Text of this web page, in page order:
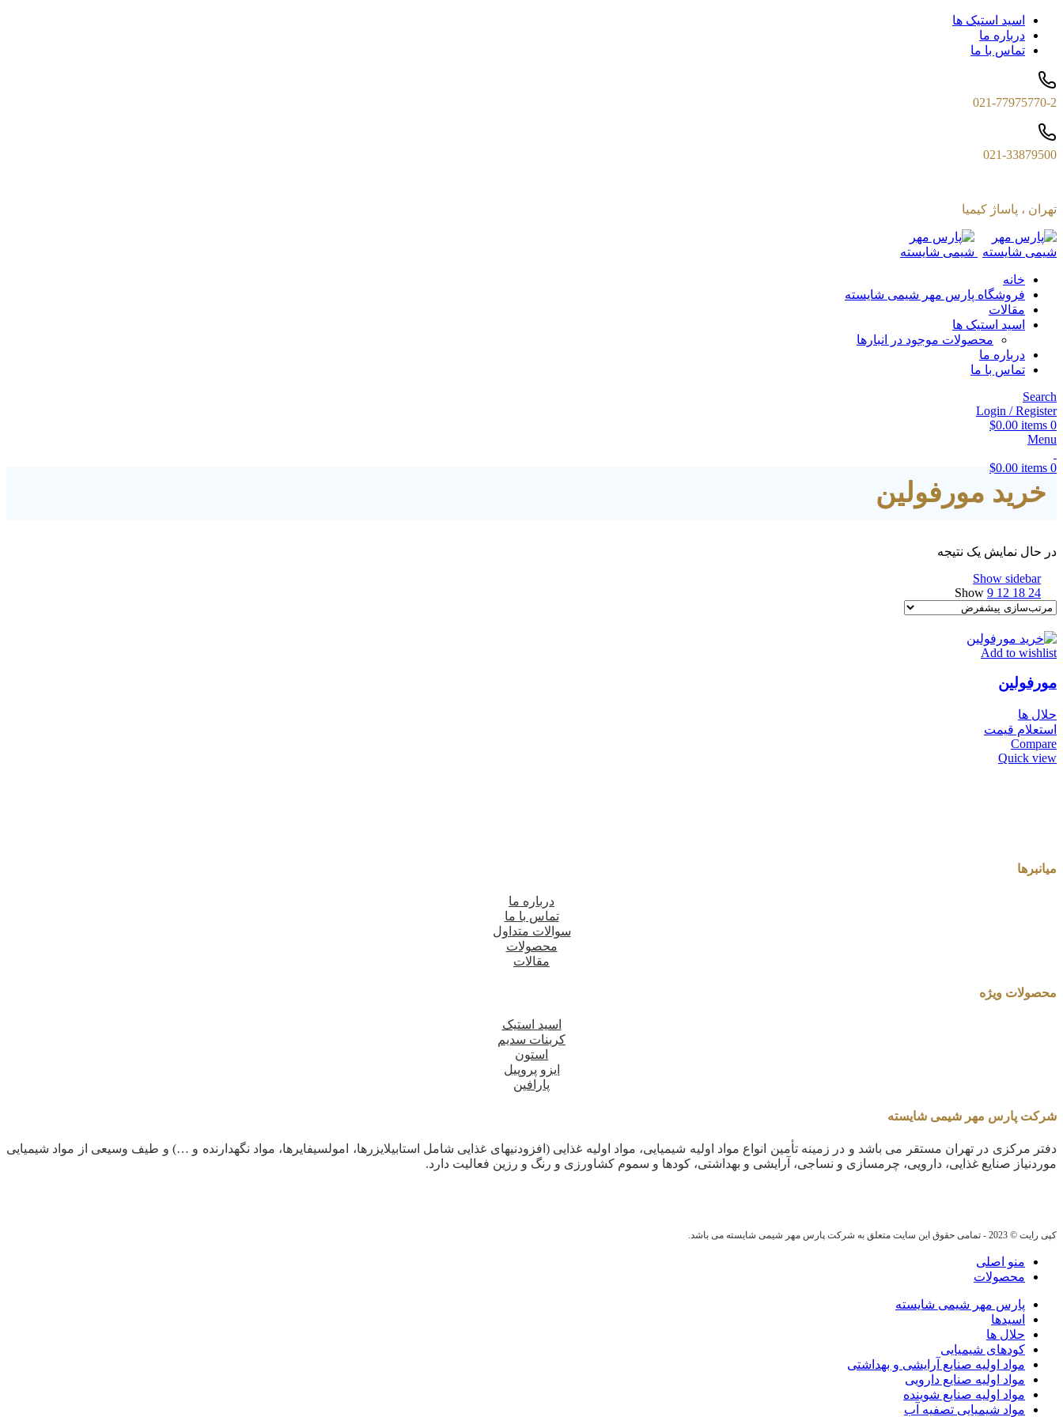
اسید استیک ها
درباره ما
تماس با ما
021-77975770-2
021-33879500
تهران ، پاساژ کیمیا
خانه
فروشگاه پارس مهر شیمی شایسته
مقالات
اسید استیک ها
محصولات موجود در انبارها
درباره ما
تماس با ما
Search
Login / Register
0
items
$0.00
Menu
0
items
$0.00
خرید مورفولین
در حال نمایش یک نتیجه
Show sidebar
Show 9 12 18 24
Add to wishlist
مورفولین
حلال ها
استعلام قیمت
Compare
Quick view
میانبرها
درباره ما
تماس با ما
سوالات متداول
محصولات
مقالات
محصولات ویژه
اسید استیک
کربنات سدیم
استون
ایزو پروپیل
پارافین
شرکت پارس مهر شیمی شایسته
دفتر مرکزی در تهران مستقر می باشد و در زمینه تأمین انواع مواد اولیه شیمیایی، مواد اولیه غذایی (افزودنیهای غذایی شامل استابیلایزرها، امولسیفایرها، مواد نگهدارنده و …) و طیف وسیعی از مواد شیمیایی
موردنیاز صنایع غذایی، دارویی، چرمسازی و نساجی، آرایشی و بهداشتی، کودها و سموم کشاورزی و رنگ و رزین فعالیت دارد.
کپی رایت © 2023 - تمامی حقوق این سایت متعلق به شرکت پارس مهر شیمی شایسته می باشد.
منو اصلی
محصولات
پارس مهر شیمی شایسته
اسیدها
حلال ها
کودهای شیمیایی
مواد اولیه صنایع آرایشی و بهداشتی
مواد اولیه صنایع دارویی
مواد اولیه صنایع شوینده
مواد شیمیایی تصفیه آب